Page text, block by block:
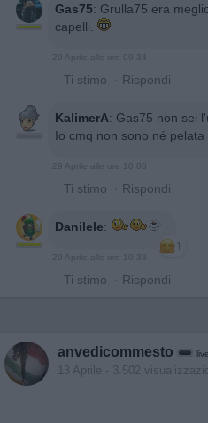
Gas75: Grulla75 era
capelli.
29 Aprile alle ore 09:34
· Ti stimo · Rispondi
KalimerA: Gas75 non sei
Io cmq non sono né pelata
29 Aprile alle ore 10:06
· Ti stimo · Rispondi
Danilele:
1
29 Aprile alle ore 10:38
· Ti stimo · Rispondi
anvedicommesto
13 Aprile - 3.502